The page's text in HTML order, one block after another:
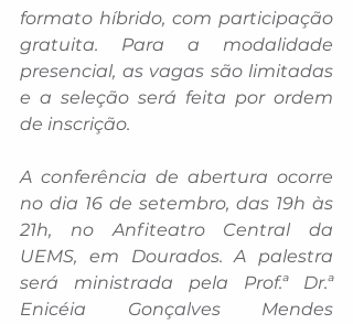
formato híbrido, com participação
gratuita. Para a modalidade
presencial, as vagas são limitadas
e a seleção será feita por ordem
de inscrição.
A conferência de abertura ocorre
no dia 16 de setembro, das 19h às
21h, no Anfiteatro Central da
UEMS, em Dourados. A palestra
será ministrada pela Prof.ª Dr.ª
Enicéia Gonçalves Mendes